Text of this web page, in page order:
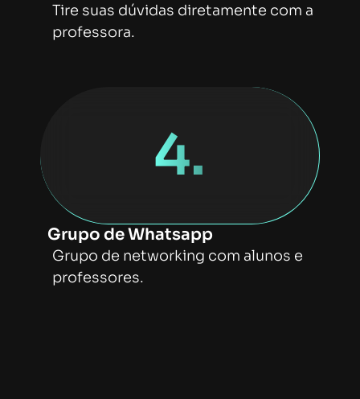
Tire suas dúvidas diretamente com a
professora.
4.
Grupo de Whatsapp
Grupo de networking com alunos e
professores.